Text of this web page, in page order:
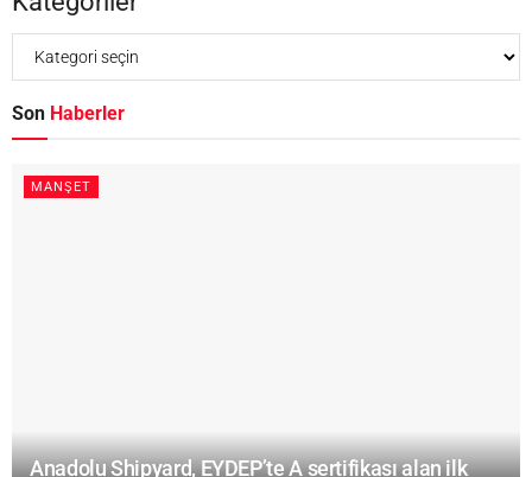
Son Haberler
MANŞET
Anadolu Shipyard, EYDEP’te A sertifikası alan ilk